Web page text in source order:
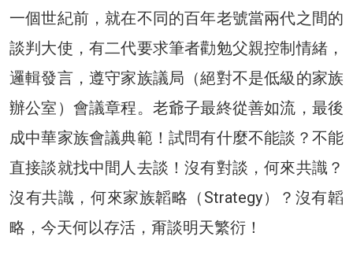
一個世紀前，就在不同的百年老號當兩代之間的
談判大使，有二代要求筆者勸勉父親控制情緒，
邏輯發言，遵守家族議局（絕對不是低級的家族
辦公室）會議章程。老爺子最終從善如流，最後
成中華家族會議典範！試問有什麼不能談？不能
直接談就找中間人去談！沒有對談，何來共識？
沒有共識，何來家族韜略（Strategy）？沒有韜
略，今天何以存活，甭談明天繁衍！